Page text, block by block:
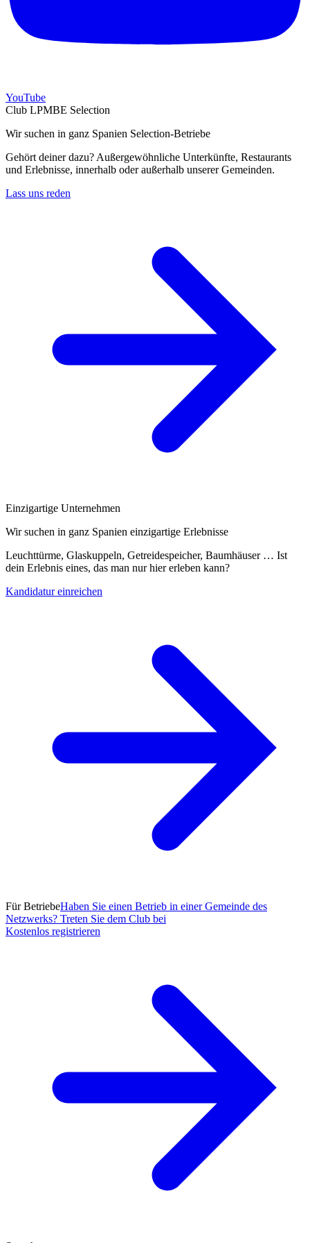
YouTube
Club LPMBE Selection
Wir suchen in ganz Spanien Selection-Betriebe
Gehört deiner dazu? Außergewöhnliche Unterkünfte, Restaurants
und Erlebnisse, innerhalb oder außerhalb unserer Gemeinden.
Lass uns reden
Einzigartige Unternehmen
Wir suchen in ganz Spanien einzigartige Erlebnisse
Leuchttürme, Glaskuppeln, Getreidespeicher, Baumhäuser … Ist
dein Erlebnis eines, das man nur hier erleben kann?
Kandidatur einreichen
Für BetriebeHaben Sie einen Betrieb in einer Gemeinde des
Netzwerks? Treten Sie dem Club bei
Kostenlos registrieren